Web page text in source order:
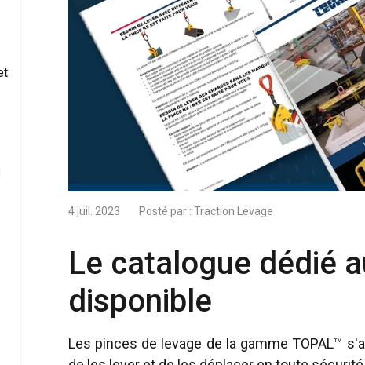
4 juil. 2023 Posté par : Traction Levage
Le catalogue dédié
disponible
Les pinces de levage de la gamme TOPAL™